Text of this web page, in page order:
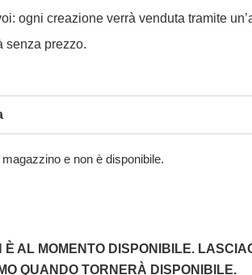
ogni creazione verrà venduta tramite
senza prezzo.
magazzino e non è disponibile.
È AL MOMENTO DISPONIBILE.
QUANDO TORNERÀ DISPONIBILE.